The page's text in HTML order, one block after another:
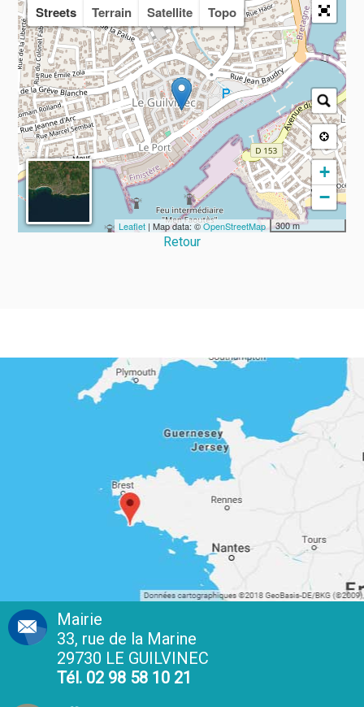
Streets Terrain Satellite Topo
+
−
300 m
Leaflet| Map data: ©OpenStreetMap
Retour
Mairie
33, rue de la Marine
29730 LE GUILVINEC
Tél. 02 98 58 10 21